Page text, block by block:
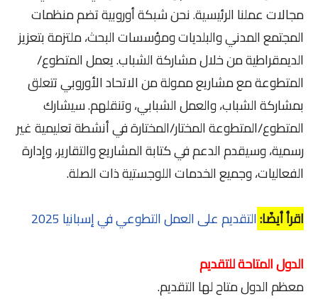
مجالات عملنا الرئيسية. نحن شبكة أوروبية تضم منظمات
المجتمع المدني والبلديات ومؤسسات البحث، ملتزمة بتعزيز
الديمقراطية من خلال مشاركة الشباب. يعمل المتطوع/
المتطوعة مع مشاريع ممولة من الاتحاد الأوروبي تتعلق
بمشاركة الشباب، والعمل الشبابي، وتنقلهم. سيشارك
المتطوع/المتطوعة المختار/المختارة في أنشطة تعليمية غير
رسمية، وسيقدم الدعم في كتابة المشاريع والتقارير، وإدارة
الفعاليات، وجميع الخدمات اللوجستية ذات الصلة.
اقرأ أيضًا:التقديم على العمل التطوعي في إسبانيا 2025
الدول المتاحة للتقديم
معظم الدول متاح لها التقديم.